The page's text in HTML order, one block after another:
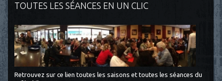
TOUTES LES SÉANCES EN UN CLIC
Retrouvez sur ce lien toutes les saisons et toutes les séances du